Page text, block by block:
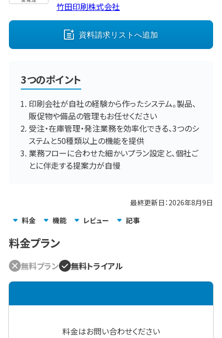
竹田印刷株式会社
資料請求リストへ追加
3つのポイント
印刷会社が自社の経験から作ったシステム。製品、
販促物や備品の管理もお任せください
受注・在庫管理・発注業務を効率化できる、3つのシ
ステムと50種類以上の機能を提供
業務フローに合わせた細かいプラン設定と、個社ご
とに伴走する提案力が自慢
最終更新日： 2026年8月9日
料金
機能 レビュー 記事
料金プラン
無料プラン 無料トライアル
料金はお問い合わせください